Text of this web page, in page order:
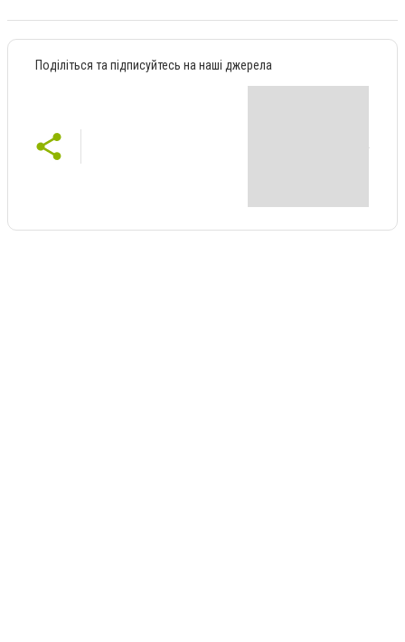
Поділіться та підписуйтесь на наші джерела